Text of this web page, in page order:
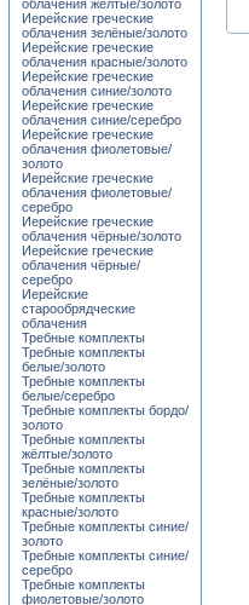
облачения жёлтые/золото
Иерейские греческие
облачения зелёные/золото
Иерейские греческие
облачения красные/золото
Иерейские греческие
облачения синие/золото
Иерейские греческие
облачения синие/серебро
Иерейские греческие
облачения фиолетовые/
золото
Иерейские греческие
облачения фиолетовые/
серебро
Иерейские греческие
облачения чёрные/золото
Иерейские греческие
облачения чёрные/
серебро
Иерейские
старообрядческие
облачения
Требные комплекты
Требные комплекты
белые/золото
Требные комплекты
белые/серебро
Требные комплекты бордо/
золото
Требные комплекты
жёлтые/золото
Требные комплекты
зелёные/золото
Требные комплекты
красные/золото
Требные комплекты синие/
золото
Требные комплекты синие/
серебро
Требные комплекты
фиолетовые/золото